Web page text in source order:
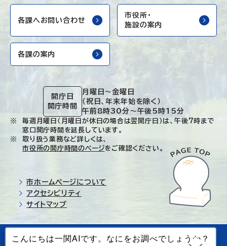
各課へお問い合わせ
市役所・
施設の案内
各課の案内
開庁日
開庁時間
月曜日～金曜日
（祝日、年末年始を除く）
午前8時30分～午後5時15分
毎週月曜日（月曜日が休日の場合は翌開庁日）は、午後7時まで
窓口開庁時間を延長しています。
取り扱う業務など詳しくは、
市役所の開庁時間のページをご確認ください。
市ホームページについて
アクセシビリティ
サイトマップ
© Ichinoseki-city. All rights reserved.